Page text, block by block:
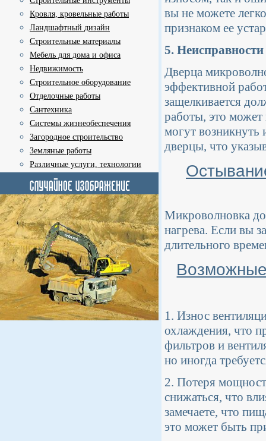
Кровля, кровельные работы
Ландшафтный дизайн
Строительные материалы
Мебель для дома и офиса
Недвижимость
Строительное оборудование
Отделочные работы
Сантехника
Системы жизнеобеспечения
Загородное строительство
Земляные работы
Различные услуги, технологии
вы не можете
признаком ее
5.
Дверца
эффективной
защелкивается
работы, это может
могут возникнуть
дверцы, что
Микроволновка
нагрева. Если вы
длительного
1. Износ
охлаждения, что
фильтров и
но иногда
2. Потеря
снижаться, что
замечаете, что
это может быть